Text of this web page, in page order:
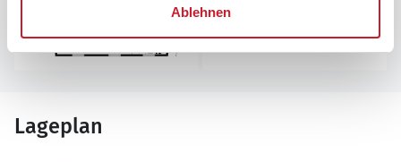
Ablehnen
Lageplan